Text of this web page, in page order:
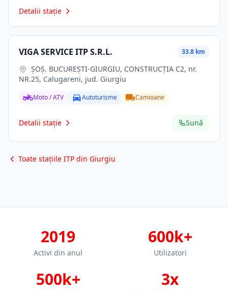
Detalii stație
VIGA SERVICE ITP S.R.L. 33.8 km
NR.25, Calugareni, jud. Giurgiu
Moto / ATV Autoturisme Camioane
Detalii stație Sună
Toate stațiile ITP din Giurgiu
2019
Activi din anul
600k+
Utilizatori
500k+ 3x